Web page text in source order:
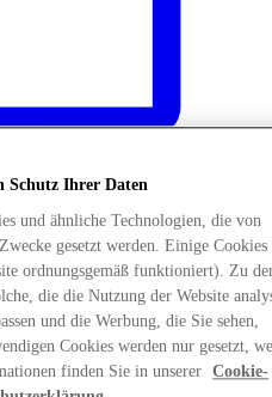
Schutz Ihrer Daten
und ähnliche Technologien, die von
gesetzt werden. Einige Cookies
ordnungsgemäß funktioniert). Zu
die die Nutzung der Website
und die Werbung, die Sie sehen,
Cookies werden nur gesetzt,
finden Sie in unserer
Cookie-